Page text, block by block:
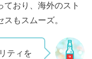
ており、海外のスト
もスムーズ。
ティを